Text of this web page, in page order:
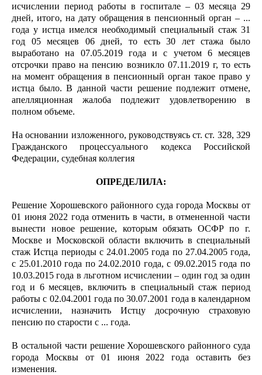
исчислении период работы в госпитале – 03 месяца 29
дней, итого, на дату обращения в пенсионный орган – ...
года у истца имелся необходимый специальный стаж 31
год 05 месяцев 06 дней, то есть 30 лет стажа было
выработано на 07.05.2019 года и с учетом 6 месяцев
отсрочки право на пенсию возникло 07.11.2019 г, то есть
на момент обращения в пенсионный орган такое право у
истца было. В данной части решение подлежит отмене,
апелляционная жалоба подлежит удовлетворению в
полном объеме.
На основании изложенного, руководствуясь ст. ст. 328, 329
Гражданского процессуального кодекса Российской
Федерации, судебная коллегия
ОПРЕДЕЛИЛА:
Решение Хорошевского районного суда города Москвы от
01 июня 2022 года отменить в части, в отмененной части
вынести новое решение, которым обязать ОСФР по г.
Москве и Московской области включить в специальный
стаж Истца периоды с 24.01.2005 года по 27.04.2005 года,
с 25.01.2010 года по 24.02.2010 года, с 09.02.2015 года по
10.03.2015 года в льготном исчислении – один год за один
год и 6 месяцев, включить в специальный стаж период
работы с 02.04.2001 года по 30.07.2001 года в календарном
исчислении, назначить Истцу досрочную страховую
пенсию по старости с ... года.
В остальной части решение Хорошевского районного суда
города Москвы от 01 июня 2022 года оставить без
изменения.